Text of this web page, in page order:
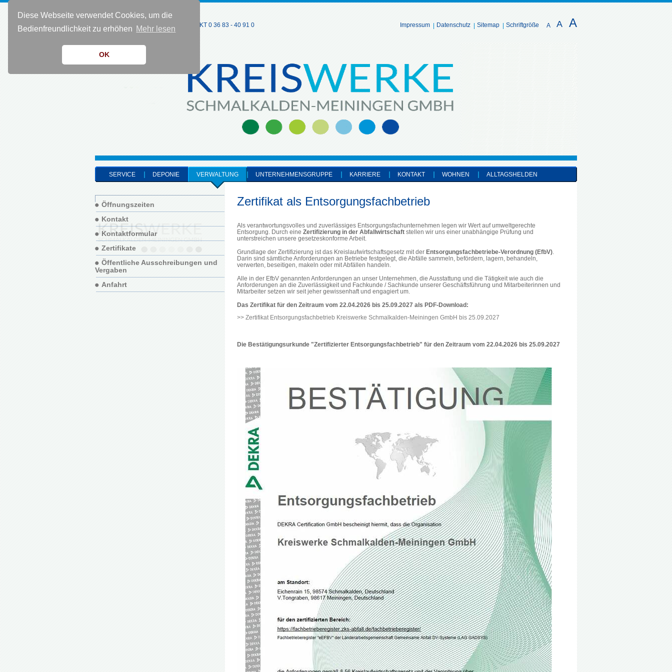
Diese Webseite verwendet Cookies, um die
Bedienfreundlichkeit zu erhöhen Mehr lesen
OK
KONTAKT 0 36 83 - 40 91 0 A A A
Impressum Datenschutz Sitemap Schriftgröße
SERVICE DEPONIE VERWALTUNG UNTERNEHMENSGRUPPE KARRIERE KONTAKT WOHNEN ALLTAGSHELDEN
Zertifikat als Entsorgungsfachbetrieb
Als verantwortungsvolles und zuverlässiges Entsorgungsfachunternehmen legen wir Wert auf umweltgerechte
Entsorgung. Durch eine Zertifizierung in der Abfallwirtschaft stellen wir uns einer unabhängige Prüfung und
unterstreichen unsere gesetzeskonforme Arbeit.
Grundlage der Zertifizierung ist das Kreislaufwirtschaftsgesetz mit der Entsorgungsfachbetriebe-Verordnung (EfbV).
Darin sind sämtliche Anforderungen an Betriebe festgelegt, die Abfälle sammeln, befördern, lagern, behandeln,
verwerten, beseitigen, makeln oder mit Abfällen handeln.
Alle in der EfbV genannten Anforderungen an unser Unternehmen, die Ausstattung und die Tätigkeit wie auch die
Anforderungen an die Zuverlässigkeit und Fachkunde / Sachkunde unserer Geschäftsführung und Mitarbeiterinnen und
Mitarbeiter setzen wir seit jeher gewissenhaft und engagiert um.
Das Zertifikat für den Zeitraum vom 22.04.2026 bis 25.09.2027 als PDF-Download:
>> Zertifikat Entsorgungsfachbetrieb Kreiswerke Schmalkalden-Meiningen GmbH bis 25.09.2027
Die Bestätigungsurkunde "Zertifizierter Entsorgungsfachbetrieb" für den Zeitraum vom 22.04.2026 bis 25.09.2027
Öffnungszeiten
Kontakt
Kontaktformular
Zertifikate
Öffentliche Ausschreibungen und
Vergaben
Anfahrt